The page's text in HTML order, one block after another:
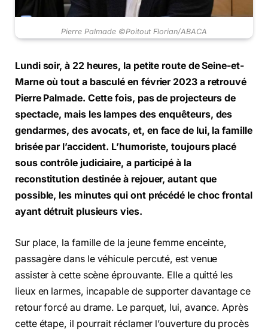
Pierre Palmade ©Poitout Florian/ABACA
Lundi soir, à 22 heures, la petite route de Seine-et-
Marne où tout a basculé en février 2023 a retrouvé
Pierre Palmade. Cette fois, pas de projecteurs de
spectacle, mais les lampes des enquêteurs, des
gendarmes, des avocats, et, en face de lui, la famille
brisée par l’accident. L’humoriste, toujours placé
sous contrôle judiciaire, a participé à la
reconstitution destinée à rejouer, autant que
possible, les minutes qui ont précédé le choc frontal
ayant détruit plusieurs vies.
Sur place, la famille de la jeune femme enceinte,
passagère dans le véhicule percuté, est venue
assister à cette scène éprouvante. Elle a quitté les
lieux en larmes, incapable de supporter davantage ce
retour forcé au drame. Le parquet, lui, avance. Après
cette étape, il pourrait réclamer l’ouverture du procès